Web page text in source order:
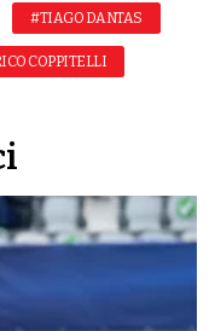
#TIAGO DANTAS
COPPITELLI